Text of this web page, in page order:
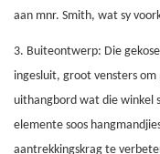
aan mnr. Smith, wat sy
3. Buiteontwerp: Die
ingesluit, groot vensters
uithangbord wat die winkel
elemente soos
aantrekkingskrag te